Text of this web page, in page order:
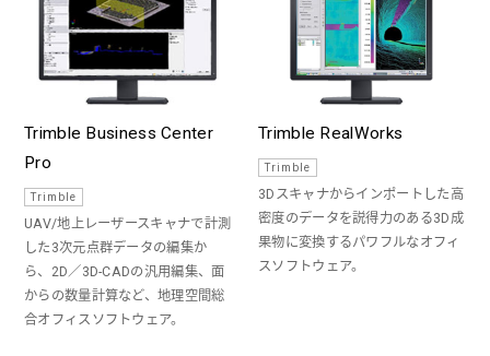
Trimble Business Center
Pro
Trimble
UAV/地上レーザースキャナで計測
した3次元点群データの編集か
ら、2D／3D-CADの汎用編集、面
からの数量計算など、地理空間総
合オフィスソフトウェア。
Trimble RealWorks
Trimble
3Dスキャナからインポートした高
密度のデータを説得力のある3D成
果物に変換するパワフルなオフィ
スソフトウェア。